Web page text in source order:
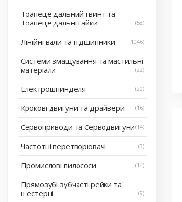
Трапецеїдальний гвинт та
Трапецеїдальні гайки
58
Лінійні вали та підшипники 1046
Системи змащування та мастильні
матеріали
22
Електрошпинделя 20
Крокові двигуни та драйвери 16
Сервоприводи та Серводвигуни 14
Частотні перетворювачі 3
Промислові пилососи 14
Прямозубі зубчасті рейки та
шестерні
9